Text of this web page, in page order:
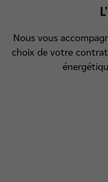
Nous vous
choix de votre contrat